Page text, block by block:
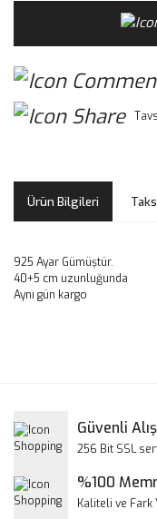
Ürün Bilgileri
925 Ayar Gümüştür.
40+5 cm uzunluğunda
Aynı gün kargo
Ürün resmi
Ürün bilgilerinde
Güvenli
256 Bit SSL
%100
Kaliteli ve Fark